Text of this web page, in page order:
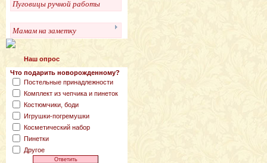
Пуговицы ручной работы
Мамам на заметку
Наш опрос
Что подарить новорожденному?
Постельные принадлежности
Комплект из чепчика и пинеток
Костюмчики, боди
Игрушки-погремушки
Косметический набор
Пинетки
Другое